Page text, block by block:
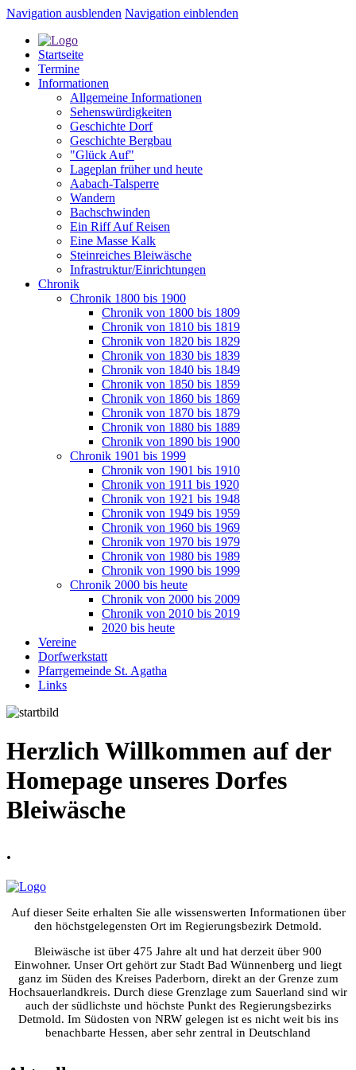
Navigation ausblenden Navigation einblenden
Startseite
Termine
Informationen
Allgemeine Informationen
Sehenswürdigkeiten
Geschichte Dorf
Geschichte Bergbau
"Glück Auf"
Lageplan früher und heute
Aabach-Talsperre
Wandern
Bachschwinden
Ein Riff Auf Reisen
Eine Masse Kalk
Steinreiches Bleiwäsche
Infrastruktur/Einrichtungen
Chronik
Chronik 1800 bis 1900
Chronik von 1800 bis 1809
Chronik von 1810 bis 1819
Chronik von 1820 bis 1829
Chronik von 1830 bis 1839
Chronik von 1840 bis 1849
Chronik von 1850 bis 1859
Chronik von 1860 bis 1869
Chronik von 1870 bis 1879
Chronik von 1880 bis 1889
Chronik von 1890 bis 1900
Chronik 1901 bis 1999
Chronik von 1901 bis 1910
Chronik von 1911 bis 1920
Chronik von 1921 bis 1948
Chronik von 1949 bis 1959
Chronik von 1960 bis 1969
Chronik von 1970 bis 1979
Chronik von 1980 bis 1989
Chronik von 1990 bis 1999
Chronik 2000 bis heute
Chronik von 2000 bis 2009
Chronik von 2010 bis 2019
2020 bis heute
Vereine
Dorfwerkstatt
Pfarrgemeinde St. Agatha
Links
Herzlich Willkommen auf der
Homepage unseres Dorfes
Bleiwäsche
.
Auf dieser Seite erhalten Sie alle wissenswerten Informationen über
den höchstgelegensten Ort im Regierungsbezirk Detmold.
Bleiwäsche ist über 475 Jahre alt und hat derzeit über 900
Einwohner. Unser Ort gehört zur Stadt Bad Wünnenberg und liegt
ganz im Süden des Kreises Paderborn, direkt an der Grenze zum
Hochsauerlandkreis. Durch diese Grenzlage zum Sauerland sind wir
auch der südlichste und höchste Punkt des Regierungsbezirks
Detmold. Im Südosten von NRW gelegen ist es nicht weit bis ins
benachbarte Hessen, aber sehr zentral in Deutschland